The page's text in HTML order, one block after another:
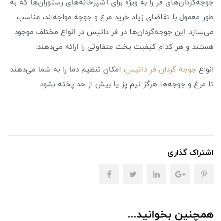
جوجه‌گردان‌های فر را به‌ ویژه برای آشپزخانه‌های رستوران‌ها که به
طور معمول با تقاضای زیاد خرید مرغ و جوجه مواجه‌اند، مناسب
می‌سازد. این جوجه‌گردان‌ها در فر داتیس در انواع مختلف موجود
هستند و هر کدام کیفیت پخت متفاوتی را ارائه می‌دهند.
انواع جوجه گردان فر داتیس، امکان تنظیم دما را به شما می‌دهند
تا مرغ و جوجه‌ها هرگز نیم پز یا بیش از حد پخته نشود.
اشتراک گذاری
همچنین بخوانید...